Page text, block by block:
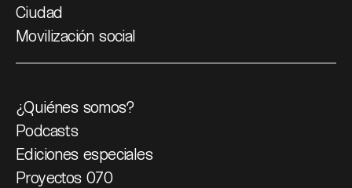
Ciudad
Movilización social
¿Quiénes somos?
Podcasts
Ediciones especiales
Proyectos 070